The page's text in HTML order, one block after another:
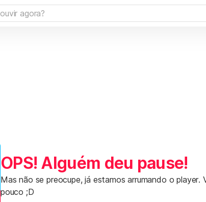
OPS! Alguém deu pause!
Mas não se preocupe, já estamos arrumando o player.
pouco ;D